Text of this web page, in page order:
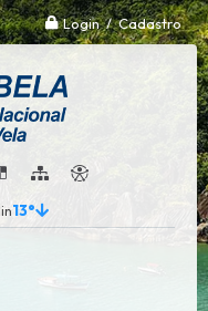
Login / Cadastro
13°